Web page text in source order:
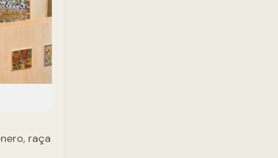
raça